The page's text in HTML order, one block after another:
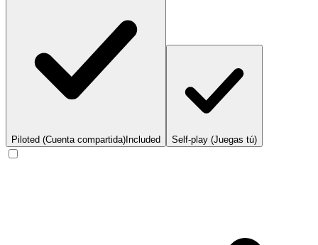
Piloted (Cuenta compartida) Included Self-play (Juegas tú)